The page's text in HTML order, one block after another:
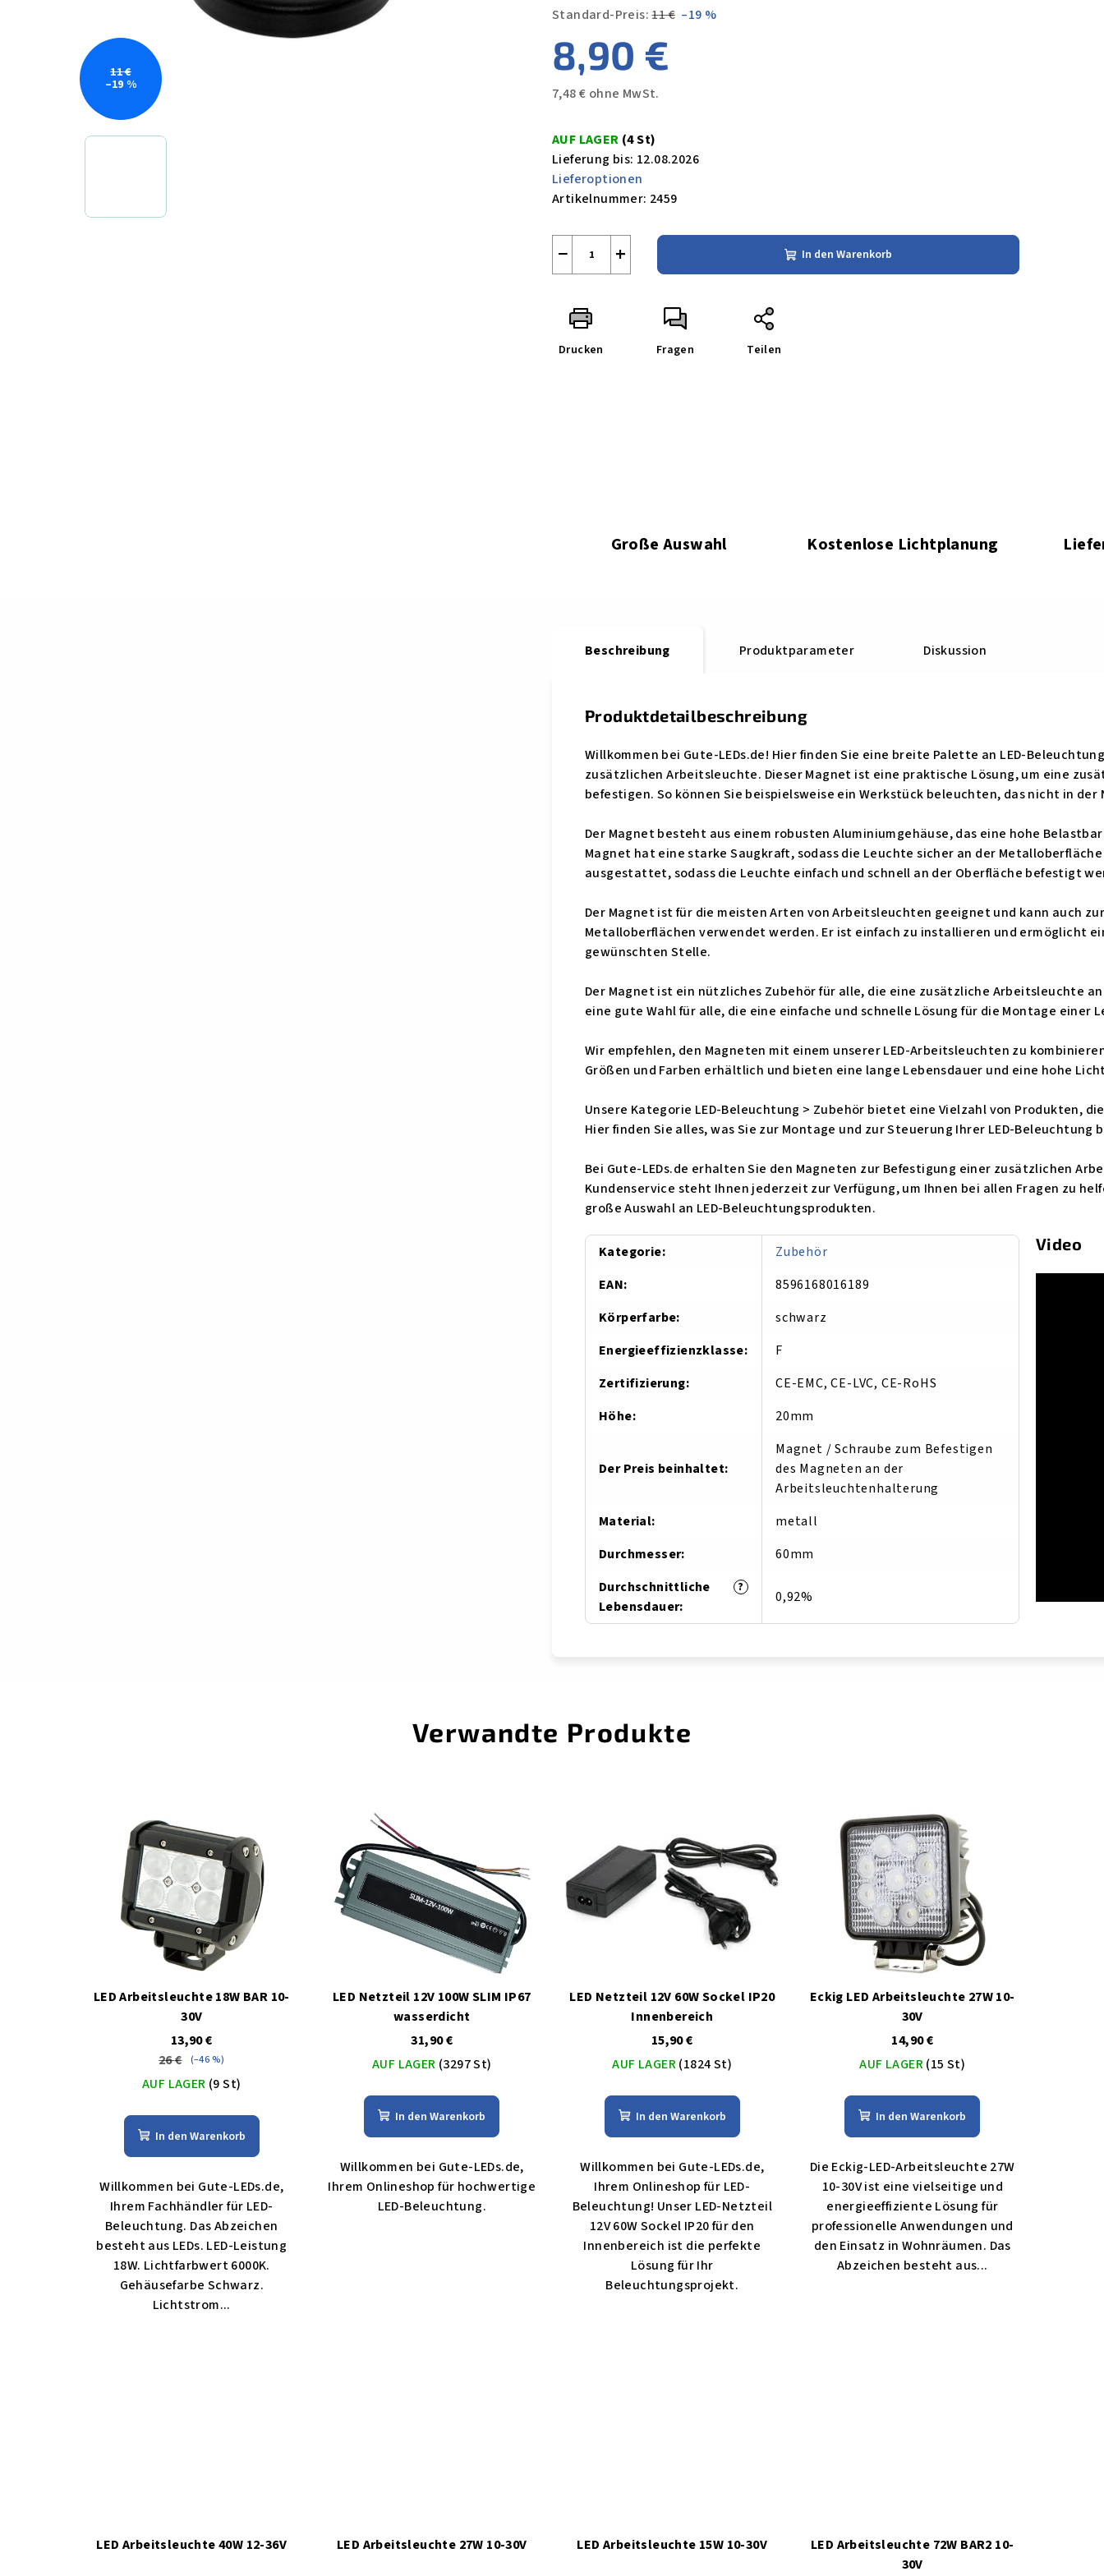
Standard-Preis: 11 € –19 %
8,90 €
7,48 € ohne MwSt.
AUF LAGER (4 St)
Lieferung bis: 12.08.2026
Lieferoptionen
Artikelnummer: 2459
+
− In den Warenkorb
Drucken Fragen Teilen
11 €
–19 %
Große Auswahl Kostenlose Lichtplanung
Beschreibung Produktparameter Diskussion
Produktdetailbeschreibung
Willkommen bei Gute-LEDs.de! Hier finden Sie eine breite Palette an LED-
zusätzlichen Arbeitsleuchte. Dieser Magnet ist eine praktische Lösung, um eine
befestigen. So können Sie beispielsweise ein Werkstück beleuchten, das nicht in
Der Magnet besteht aus einem robusten Aluminiumgehäuse, das eine hohe
Magnet hat eine starke Saugkraft, sodass die Leuchte sicher an der
ausgestattet, sodass die Leuchte einfach und schnell an der Oberfläche befestigt
Der Magnet ist für die meisten Arten von Arbeitsleuchten geeignet und kann auch
Metalloberflächen verwendet werden. Er ist einfach zu installieren und ermöglicht
gewünschten Stelle.
Der Magnet ist ein nützliches Zubehör für alle, die eine zusätzliche Arbeitsleuchte
eine gute Wahl für alle, die eine einfache und schnelle Lösung für die Montage einer
Wir empfehlen, den Magneten mit einem unserer LED-Arbeitsleuchten zu
Größen und Farben erhältlich und bieten eine lange Lebensdauer und eine hohe
Unsere Kategorie LED-Beleuchtung > Zubehör bietet eine Vielzahl von Produkten,
Hier finden Sie alles, was Sie zur Montage und zur Steuerung Ihrer LED-Beleuchtung
Bei Gute-LEDs.de erhalten Sie den Magneten zur Befestigung einer zusätzlichen
Kundenservice steht Ihnen jederzeit zur Verfügung, um Ihnen bei allen Fragen zu
große Auswahl an LED-Beleuchtungsprodukten.
Kategorie:
Zu­be­hör
EAN:
8596168016189
Körperfarbe:
schwarz
Energieeffizienzklasse:
F
Zertifizierung:
CE-EMC, CE-LVC, CE-RoHS
Höhe: 20mm
Der Preis beinhaltet:
Magnet / Schraube zum Befestigen
des Magneten an der
Arbeitsleuchtenhalterung
Material:
metall
Durchmesser: 60mm
?
Durchschnittliche
Lebensdauer:
0,92%
Video
Verwandte Produkte
LED Arbeitsleuchte 18W BAR 10-
30V
13,90 €
26 €
(–46 %)
AUF LAGER (9 St)
In den Warenkorb
Willkommen bei Gute-LEDs.de,
Ihrem Fachhändler für LED-
Beleuchtung. Das Abzeichen
besteht aus LEDs. LED-Leistung
18W. Lichtfarbwert 6000K.
Gehäusefarbe Schwarz.
Lichtstrom...
LED Netzteil 12V 100W SLIM IP67
wasserdicht
31,90 €
AUF LAGER (3297 St)
In den Warenkorb
Willkommen bei Gute-LEDs.de,
Ihrem Onlineshop für hochwertige
LED-Beleuchtung.
LED Netzteil 12V 60W Sockel IP20
Innenbereich
15,90 €
AUF LAGER(1824 St)
In den Warenkorb
Willkommen bei Gute-LEDs.de,
Ihrem Onlineshop für LED-
Beleuchtung! Unser LED-Netzteil
12V 60W Sockel IP20 für den
Innenbereich ist die perfekte
Lösung für Ihr
Beleuchtungsprojekt.
Eckig LED Arbeitsleuchte 27W 10-
30V
14,90 €
AUF LAGER(15 St)
In den Warenkorb
Die Eckig-LED-Arbeitsleuchte 27W
10-30V ist eine vielseitige und
energieeffiziente Lösung für
professionelle Anwendungen und
den Einsatz in Wohnräumen. Das
Abzeichen besteht aus...
LED Arbeitsleuchte 40W 12-36V LED Arbeitsleuchte 27W 10-30V LED Arbeitsleuchte 15W 10-30V
LED Arbeitsleuchte 72W BAR2 10-
30V